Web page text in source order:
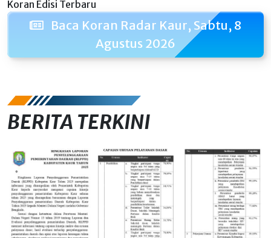
Koran Edisi Terbaru
Baca Koran Radar Kaur, Sabtu, 8
Agustus 2026
BERITA TERKINI